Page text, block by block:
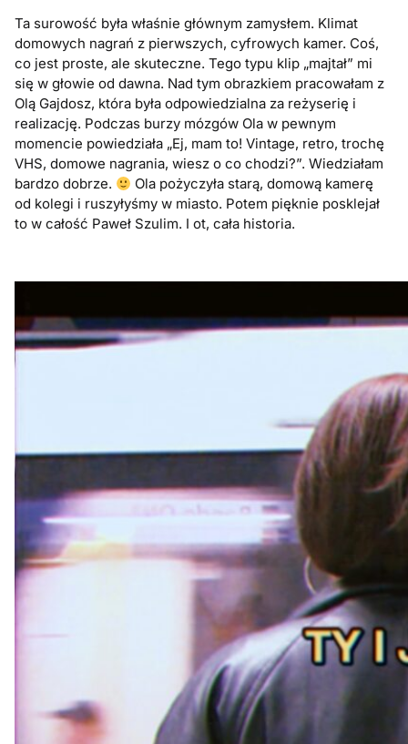
Ta surowość była właśnie głównym zamysłem. Klimat
domowych nagrań z pierwszych, cyfrowych kamer. Coś,
co jest proste, ale skuteczne. Tego typu klip „majtał” mi
się w głowie od dawna. Nad tym obrazkiem pracowałam z
Olą Gajdosz, która była odpowiedzialna za reżyserię i
realizację. Podczas burzy mózgów Ola w pewnym
momencie powiedziała „Ej, mam to! Vintage, retro, trochę
VHS, domowe nagrania, wiesz o co chodzi?”. Wiedziałam
bardzo dobrze.
Ola pożyczyła starą, domową kamerę
od kolegi i ruszyłyśmy w miasto. Potem pięknie posklejał
to w całość Paweł Szulim. I ot, cała historia.